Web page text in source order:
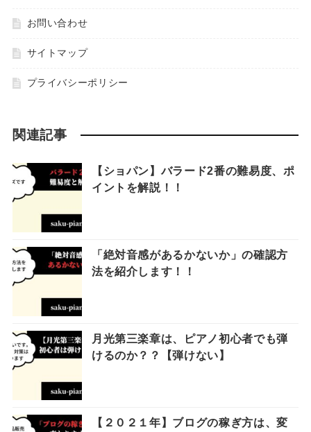
お問い合わせ
サイトマップ
プライバシーポリシー
関連記事
【ショパン】バラード2番の難易度、ポ
イントを解説！！
「絶対音感があるかないか」の確認方
法を紹介します！！
月光第三楽章は、ピアノ初心者でも弾
けるのか？？【弾けない】
【２０２１年】ブログの稼ぎ方は、変